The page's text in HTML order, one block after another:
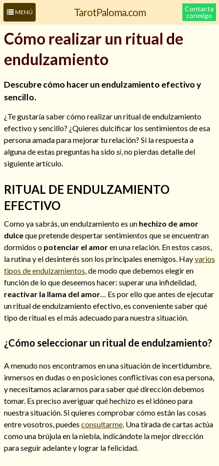
MENÚ TarotPaloma.com
Contacta
conmigo
Leer más sobre mí
Hechizos de amor
Amarre para recuperar a mi pareja
Cómo realizar un ritual de
endulzamiento
Descubre cómo hacer un endulzamiento efectivo y
sencillo.
¿Te gustaría saber cómo realizar un ritual de endulzamiento
efectivo y sencillo? ¿Quieres dulcificar los sentimientos de esa
persona amada para mejorar tu relación? Si la respuesta a
alguna de estas preguntas ha sido sí, no pierdas detalle del
siguiente artículo.
RITUAL DE ENDULZAMIENTO
EFECTIVO
Como ya sabrás, un endulzamiento es un hechizo de amor
dulceque pretende despertar sentimientos que se encuentran
dormidos o potenciar el amoren una relación. En estos casos,
la rutina y el desinterés son los principales enemigos. Hayvarios
tipos de endulzamientos , de modo que debemos elegir en
función de lo que deseemos hacer: superar una infidelidad,
reactivar la llama del amor … Es por ello que antes de ejecutar
un ritual de endulzamiento efectivo, es conveniente saber qué
tipo de ritual es el más adecuado para nuestra situación.
¿Cómo seleccionar un ritual de endulzamiento?
A menudo nos encontramos en una situación de incertidumbre,
inmersos en dudas o en posiciones conflictivas con esa persona,
y necesitamos aclararnos para saber qué dirección debemos
tomar. Es preciso averiguar qué hechizo es el idóneo para
nuestra situación. Si quieres comprobar cómo están las cosas
entre vosotros, puedes consultarme . Una tirada de cartas actúa
como una brújula en la niebla, indicándote la mejor dirección
para seguir adelante y lograr la felicidad.